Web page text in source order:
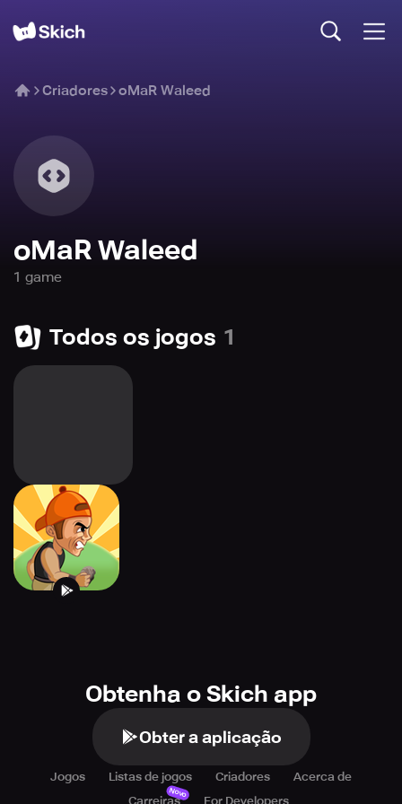
Criadores oMaR Waleed
oMaR Waleed
1 game
Todos os jogos 1
Jump Up
Obtenha o Skich app
Obter a aplicação
Jogos Listas de jogos Criadores
Acerca de
Carreiras
Novo
For Developers